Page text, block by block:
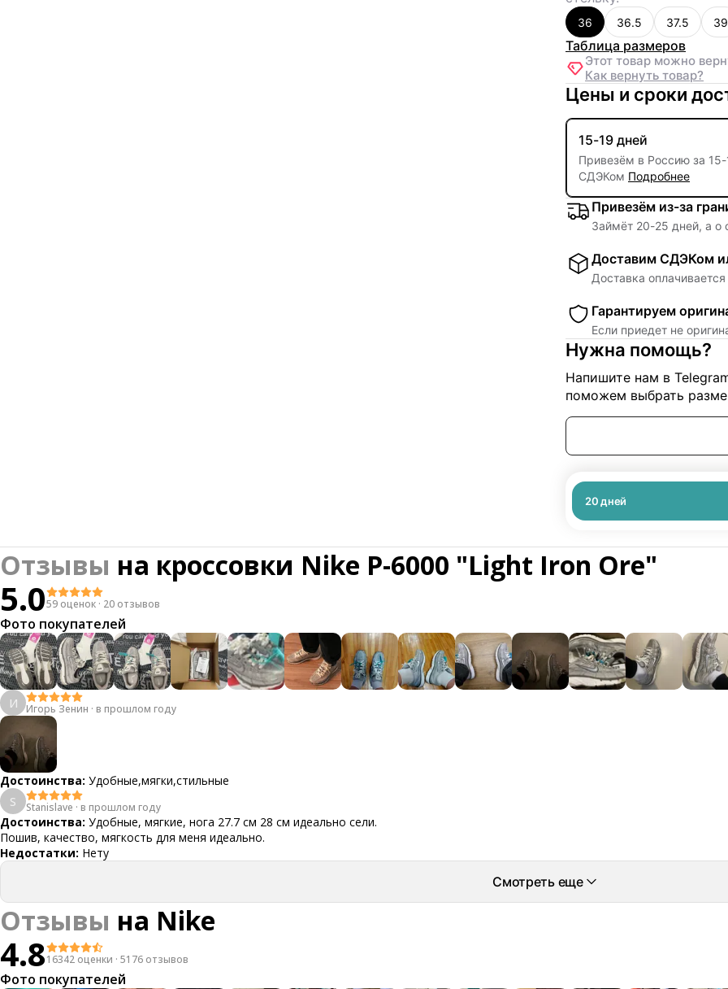
36 36.5 37.5 39
Таблица размеров
Этот товар можно
Как вернуть товар?
Цены и сроки
15-19 дней
Привезём в Россию за 15-
СДЭКом Подробнее
Привезём из-за
Займёт 20-25 дней, а о
Доставим СДЭКом
Доставка
Гарантируем
Если приедет не
Нужна помощь?
Напишите нам в
поможем выбрать
20дней
Отзывы на кроссовки Nike P-6000 "Light Iron Ore"
5.059 оценок · 20 отзывов
Фото покупателей
И Игорь Зенин · в прошлом году
Достоинства: Удобные,мягки,стильные
S
Stanislave · в прошлом году
Достоинства: Удобные, мягкие, нога 27.7 см 28 см идеально сели.
Пошив, качество, мягкость для меня идеально.
Недостатки: Нету
Смотреть еще
Отзывы на Nike
4.816342 оценки · 5176 отзывов
Фото покупателей